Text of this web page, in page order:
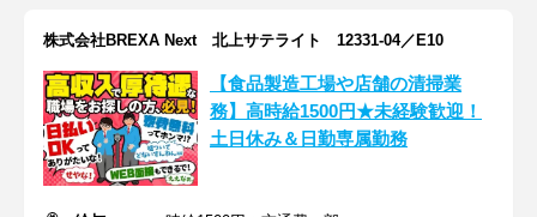
株式会社BREXA Next 北上サテライト 12331-04／E10
【食品製造工場や店舗の清掃業
務】高時給1500円★未経験歓迎！
土日休み＆日勤専属勤務